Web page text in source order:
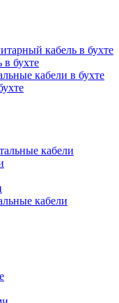
кабель в бухте
бухте
кабели в бухте
кабели
кабели